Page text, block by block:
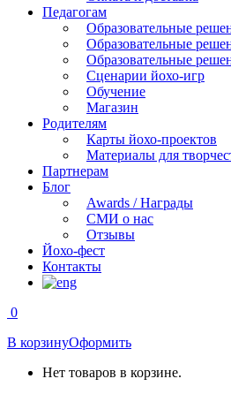
Педагогам
Образовательные
Образовательные
Образовательные
Сценарии йохо-игр
Обучение
Магазин
Родителям
Карты йохо-проектов
Материалы для
Партнерам
Блог
Awards / Награды
СМИ о нас
Отзывы
Йохо-фест
Контакты
0
В корзинуОформить
Нет товаров в корзине.